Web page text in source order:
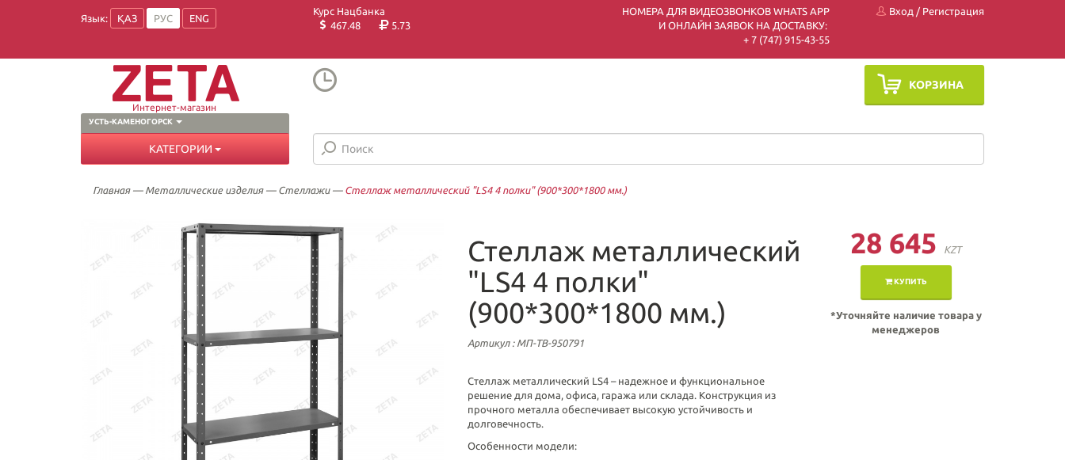
Язык: ҚАЗ РУС ENG
Курс Нацбанка
467.48
5.73
НОМЕРА ДЛЯ ВИДЕОЗВОНКОВ WHATS APP
И ОНЛАЙН ЗАЯВОК НА ДОСТАВКУ:
+ 7 (747) 915-43-55
Вход / Регистрация
УСТЬ-КАМЕНОГОРСК
Интернет-магазин
КОРЗИНА
КАТЕГОРИИ
Главная— Металлические изделия— Стеллажи— Стеллаж металлический "LS4 4 полки" (900*300*1800 мм.)
28 645 KZT
КУПИТЬ
*Уточняйте наличие товара у
менеджеров
Стеллаж металлический
"LS4 4 полки"
(900*300*1800 мм.)
Артикул: МП-ТВ-950791
Стеллаж металлический LS4 – надежное и функциональное
решение для дома, офиса, гаража или склада. Конструкция из
прочного металла обеспечивает высокую устойчивость и
долговечность.
Особенности модели: